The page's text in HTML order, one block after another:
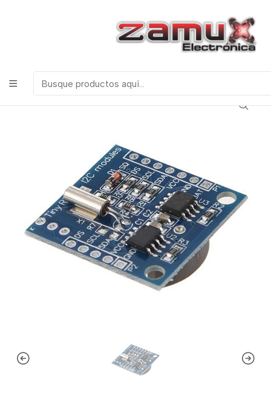
ELECTRONICOS, ROBOTICA & TECNOLOGIA
Productos Arduino
Módulos
DS1307 MODULO RTC RELOJ EN TIEMPO REAL